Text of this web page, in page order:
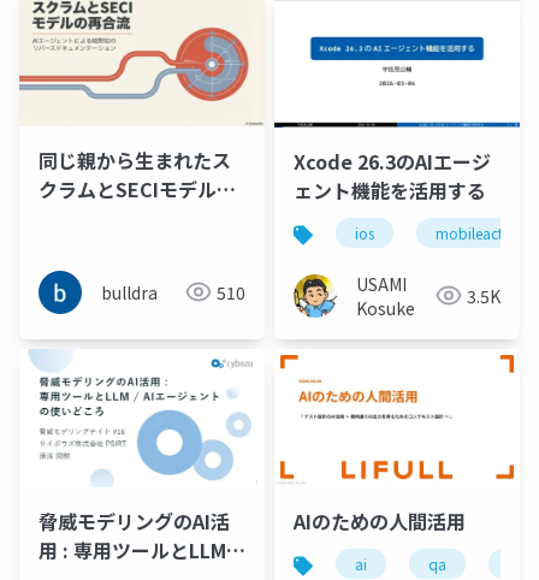
同じ親から生まれたス
クラムとSECIモデルは
ュメンテーションで再
合流するbulldra 510
Xcode 26.3のAIエージ
ェント機能を活用する
ios mobileact
USAMI
Kosuke
3.5K
脅威モデリングのAI活
用 : 専用ツールとLLM /
AIのための人間活用
ai qa